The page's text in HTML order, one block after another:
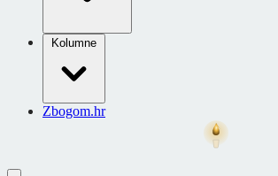
Kolumne
Zbogom.hr